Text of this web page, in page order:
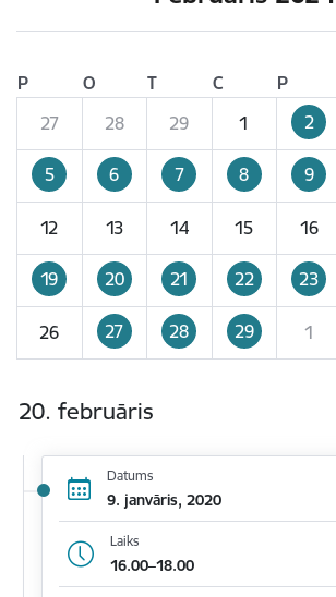
P O T C P
27
28 29 1 2
5 6 7 8 9
12 13 14 15 16
19 20 21 22 23
26 27 28 29 1
20. februāris
Datums
9. janvāris, 2020
Laiks
16.00–18.00